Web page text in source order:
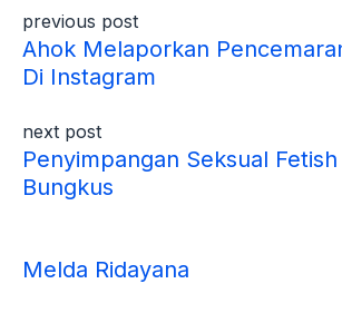
previous post
Ahok Melaporkan
Di Instagram
next post
Penyimpangan Seksual Fetish
Bungkus
Melda Ridayana